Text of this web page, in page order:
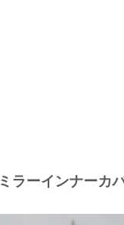
ラーインナーカバ